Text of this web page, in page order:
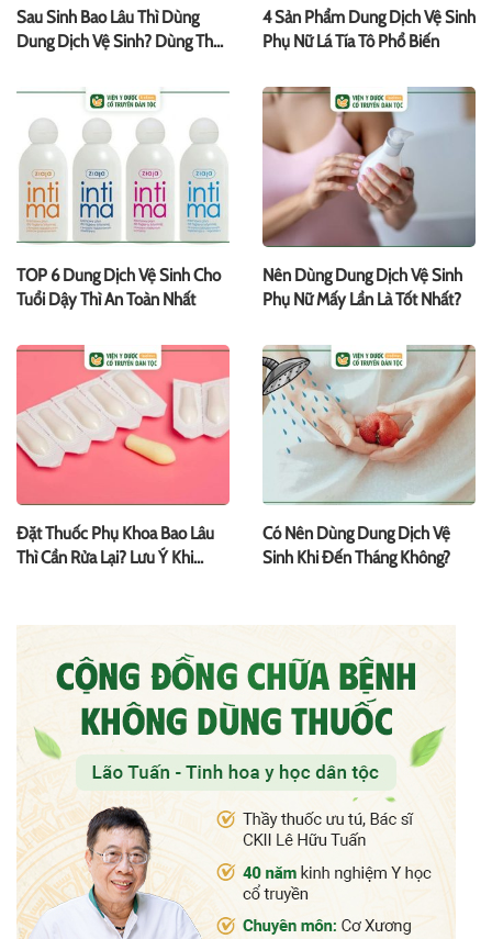
Sau Sinh Bao Lâu Thì Dùng
Dung Dịch Vệ Sinh? Dùng Thế
4 Sản Phẩm Dung Dịch Vệ Sinh
Phụ Nữ Lá Tía Tô Phổ Biến
TOP 6 Dung Dịch Vệ Sinh Cho
Tuổi Dậy Thì An Toàn Nhất
Nên Dùng Dung Dịch Vệ Sinh
Phụ Nữ Mấy Lần Là Tốt Nhất?
Đặt Thuốc Phụ Khoa Bao Lâu
Thì Cần Rửa Lại? Lưu Ý Khi
Có Nên Dùng Dung Dịch Vệ
Sinh Khi Đến Tháng Không?